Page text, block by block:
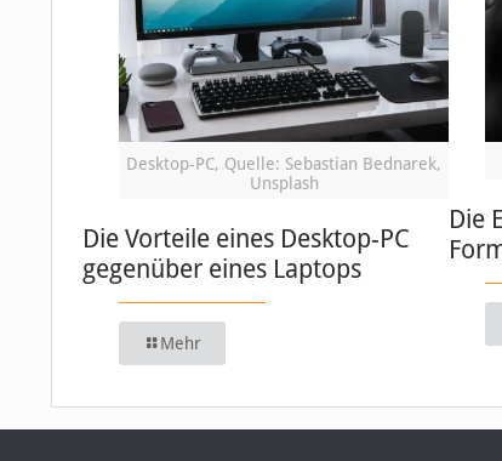
Desktop-PC, Quelle: Sebastian Bednarek,
Unsplash
Die Vorteile eines Desktop-PC
gegenüber eines Laptops
Mehr
Die